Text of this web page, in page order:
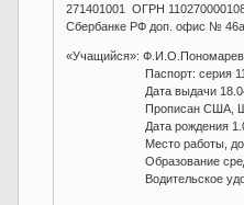
271401001 ОГРН
Сбербанке РФ доп. офис №
«Учащийся»:
Паспорт: серия 11 04
Дата выдачи
Прописан США, Штат
Дата рождения
Место работы,
Образование среднее
Водительское